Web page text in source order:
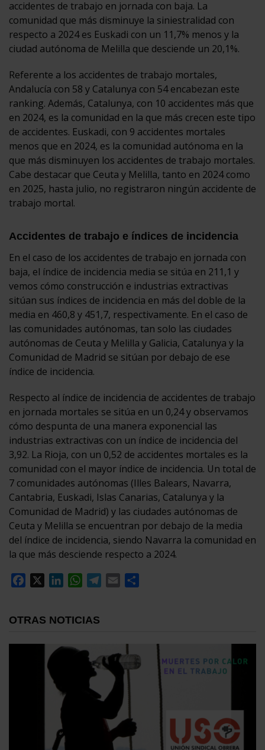
accidentes de trabajo en jornada con baja. La
comunidad que más disminuye la siniestralidad con
respecto a 2024 es Euskadi con un 11,7% menos y la
ciudad autónoma de Melilla que desciende un 20,1%.
Referente a los accidentes de trabajo mortales,
Andalucía con 58 y Catalunya con 54 encabezan este
ranking. Además, Catalunya, con 10 accidentes más que
en 2024, es la comunidad en la que más crecen este tipo
de accidentes. Euskadi, con 9 accidentes mortales
menos que en 2024, es la comunidad autónoma en la
que más disminuyen los accidentes de trabajo mortales.
Cabe destacar que Ceuta y Melilla, tanto en 2024 como
en 2025, hasta julio, no registraron ningún accidente de
trabajo mortal.
Accidentes de trabajo e índices de incidencia
En el caso de los accidentes de trabajo en jornada con
baja, el índice de incidencia media se sitúa en 211,1 y
vemos cómo construcción e industrias extractivas
sitúan sus índices de incidencia en más del doble de la
media en 460,8 y 451,7, respectivamente. En el caso de
las comunidades autónomas, tan solo las ciudades
autónomas de Ceuta y Melilla y Galicia, Catalunya y la
Comunidad de Madrid se sitúan por debajo de ese
índice de incidencia.
Respecto al índice de incidencia de accidentes de trabajo
en jornada mortales se sitúa en un 0,24 y observamos
cómo despunta de una manera exponencial las
industrias extractivas con un índice de incidencia del
3,92. La Rioja, con un 0,52 de accidentes mortales es la
comunidad con el mayor índice de incidencia. Un total de
7 comunidades autónomas (Illes Balears, Navarra,
Cantabria, Euskadi, Islas Canarias, Catalunya y la
Comunidad de Madrid) y las ciudades autónomas de
Ceuta y Melilla se encuentran por debajo de la media
del índice de incidencia, siendo Navarra la comunidad en
la que más desciende respecto a 2024.
Facebook
LinkedInWhatsApp
Telegram
Email
OTRAS NOTICIAS